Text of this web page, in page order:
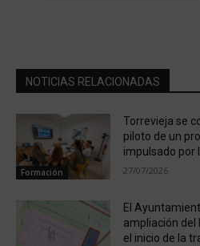
NOTICIAS RELACIONADAS
Formación
Torrevieja se
piloto de un
impulsado por
27/07/2026
El
ampliación del
el inicio de la